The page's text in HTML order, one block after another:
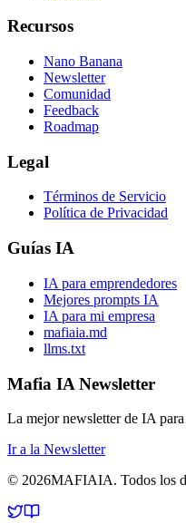
Recursos
Nano Banana
Newsletter
Comunidad
Feedback
Roadmap
Legal
Términos de Servicio
Política de Privacidad
Guías IA
IA para emprendedores
Mejores prompts IA
IA para mi empresa
mafiaia.md
llms.txt
Mafia IA Newsletter
La mejor newsletter de IA para
Ir a la Newsletter
© 2026MAFIAIA. Todos los